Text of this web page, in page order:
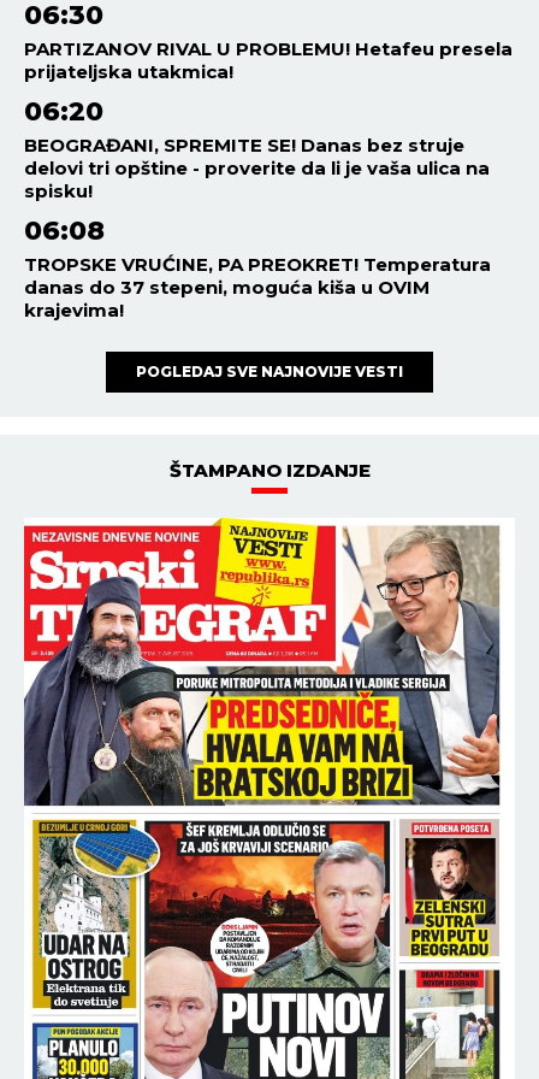
06:30
PARTIZANOV RIVAL U PROBLEMU! Hetafeu presela
prijateljska utakmica!
06:20
BEOGRAĐANI, SPREMITE SE! Danas bez struje
delovi tri opštine - proverite da li je vaša ulica na
spisku!
06:08
TROPSKE VRUĆINE, PA PREOKRET! Temperatura
danas do 37 stepeni, moguća kiša u OVIM
krajevima!
POGLEDAJ SVE NAJNOVIJE VESTI
ŠTAMPANO IZDANJE